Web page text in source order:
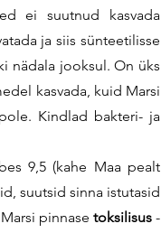
ei suutnud kasvada
ja siis sünteetilisse
nädala jooksul. On üks
kasvada, kuid Marsi
Kindlad bakteri- ja
9,5 (kahe Maa pealt
suutsid sinna istutasid
pinnase toksilisus -